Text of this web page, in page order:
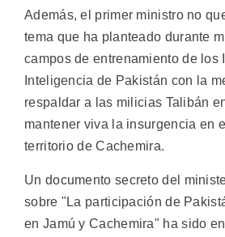
Además, el primer ministro no
tema que ha planteado durante
campos de entrenamiento de los
Inteligencia de Pakistán con la
respaldar a las milicias Talibán
mantener viva la insurgencia en
territorio de Cachemira.
Un documento secreto del
sobre "La participación de
en Jamú y Cachemira" ha sido